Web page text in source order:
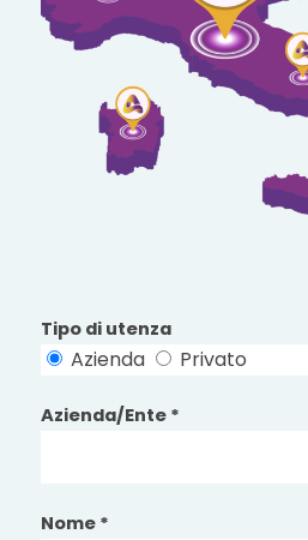
Tipo di utenza
Azienda Privato
Azienda/Ente *
Nome *